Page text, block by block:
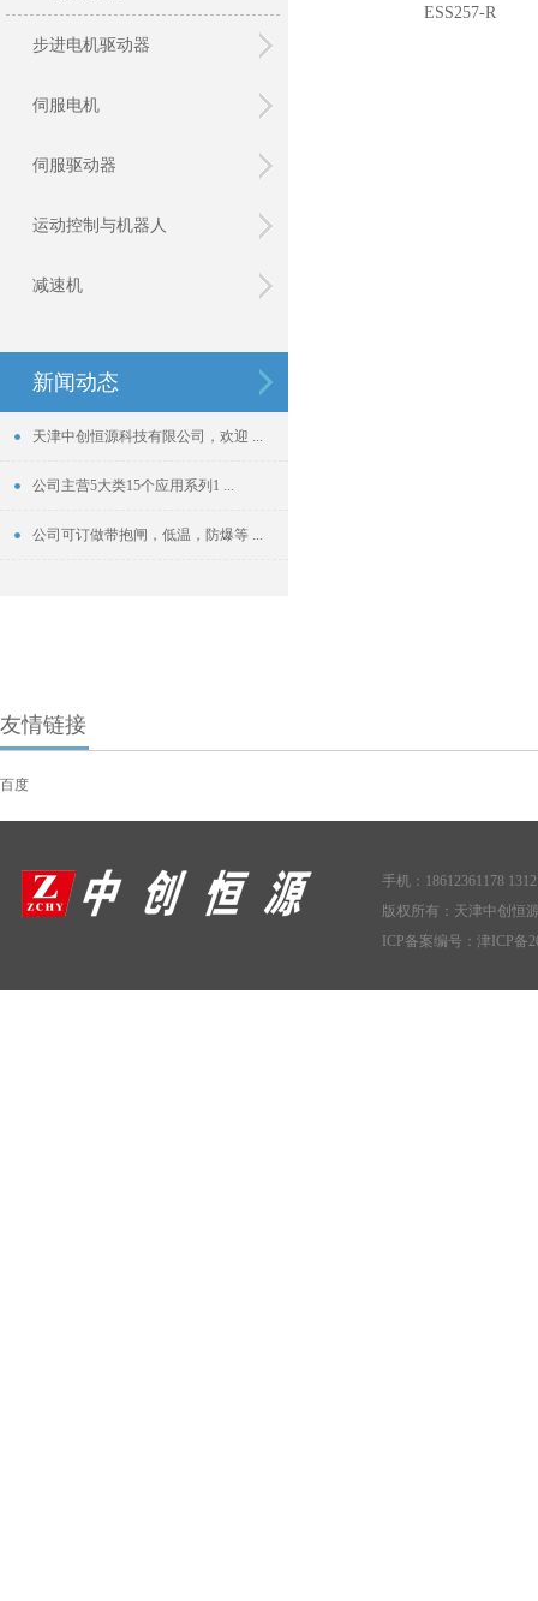
步进电机驱动器
伺服电机
伺服驱动器
运动控制与机器人
减速机
新闻动态
天津中创恒源科技有限公司，欢迎 ...
公司主营5大类15个应用系列1 ...
公司可订做带抱闸，低温，防爆等 ...
ESS257-R
友情链接
百度
手机：18612361178
版权所有：天津中创
ICP备案编号： 津ICP备